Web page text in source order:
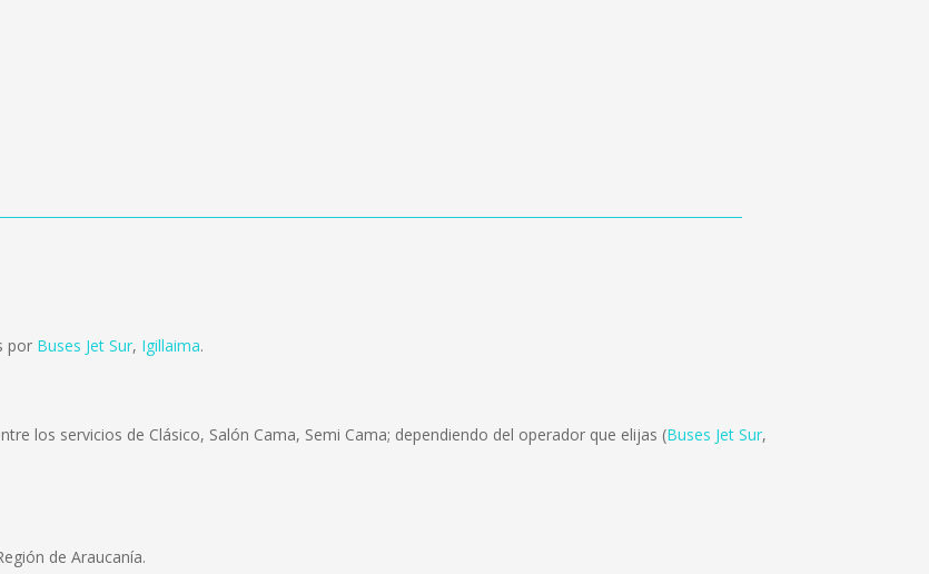
por Buses Jet Sur, Igillaima.
los servicios de Clásico, Salón Cama, Semi Cama; dependiendo del operador que elijas (Buses Jet Sur,
de Araucanía.